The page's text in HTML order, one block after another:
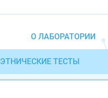
О ЛАБОРАТОРИИ
ЭТНИЧЕСКИЕ ТЕСТЫ